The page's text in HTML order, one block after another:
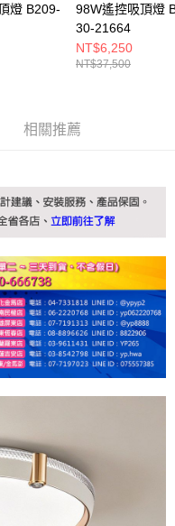
冊。若發現惡意使用之情形，
用額度並採取法律行動。
燈 B209-
98W遙控吸頂燈
30-21664
NT$6,250
NT$37,500
相關推薦